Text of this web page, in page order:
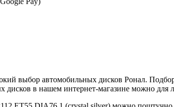
выбор автомобильных дисков Ронал.
дисков в нашем интернет-магазине можно для